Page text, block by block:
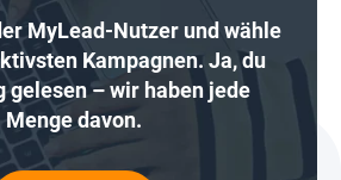
MyLead-Nutzer und wähle
Kampagnen. Ja, du
gelesen – wir haben jede
Menge davon.